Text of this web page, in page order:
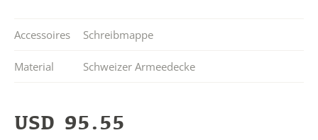
Accessoires Schreibmappe
Material Schweizer Armeedecke
USD 95.55